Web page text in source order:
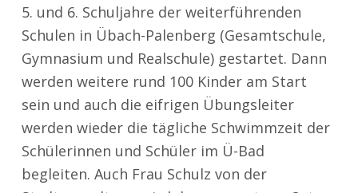
5. und 6. Schuljahre der weiterführenden
Schulen in Übach-Palenberg (Gesamtschule,
Gymnasium und Realschule) gestartet. Dann
werden weitere rund 100 Kinder am Start
sein und auch die eifrigen Übungsleiter
werden wieder die tägliche Schwimmzeit der
Schülerinnen und Schüler im Ü-Bad
begleiten. Auch Frau Schulz von der